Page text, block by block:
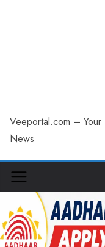
Veeportal.com – Your
News